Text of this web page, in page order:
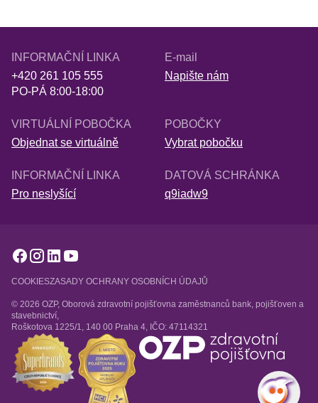
INFORMAČNÍ LINKA
+420 261 105 555
PO-PÁ 8:00-18:00
E-mail
Napište nám
VIRTUÁLNÍ POBOČKA
Objednat se virtuálně
POBOČKY
Vybrat pobočku
INFORMAČNÍ LINKA
Pro neslyšící
DATOVÁ SCHRÁNKA
q9iadw9
COOKIESZASADY OCHRANY OSOBNÍCH ÚDAJŮ
© 2026 OZP, Oborová zdravotní pojišťovna zaměstnanců bank, pojišťoven a
stavebnictví,
Roškotova 1225/1, 140 00 Praha 4, IČO: 47114321